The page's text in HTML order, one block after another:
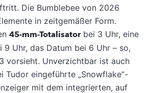
Die Bumblebee von 2026
in zeitgemäßer Form.
45-mm-Totalisatorbei 3 Uhr, eine
9 Uhr, das Datum bei 6 Uhr – so,
vorsieht. Unverzichtbar ist auch
Tudor eingeführte „Snowflake“-
mit dem integrierten, auf